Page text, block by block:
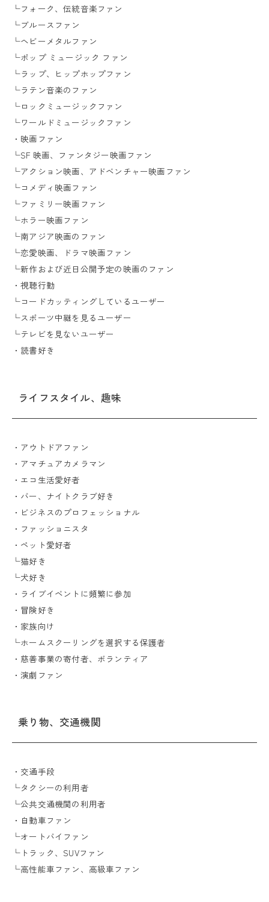
└フォーク、伝統音楽ファン
└ブルースファン
└ヘビーメタルファン
└ポップ ミュージック ファン
└ラップ、ヒップホップファン
└ラテン音楽のファン
└ロックミュージックファン
└ワールドミュージックファン
・映画ファン
└SF 映画、ファンタジー映画ファン
└アクション映画、アドベンチャー映画ファン
└コメディ映画ファン
└ファミリー映画ファン
└ホラー映画ファン
└南アジア映画のファン
└恋愛映画、ドラマ映画ファン
└新作および近日公開予定の映画のファン
・視聴行動
└コードカッティングしているユーザー
└スポーツ中継を見るユーザー
└テレビを見ないユーザー
・読書好き
ライフスタイル、趣味
・アウトドアファン
・アマチュアカメラマン
・エコ生活愛好者
・バー、ナイトクラブ好き
・ビジネスのプロフェッショナル
・ファッショニスタ
・ペット愛好者
└猫好き
└犬好き
・ライブイベントに頻繁に参加
・冒険好き
・家族向け
└ホームスクーリングを選択する保護者
・慈善事業の寄付者、ボランティア
・演劇ファン
乗り物、交通機関
・交通手段
└タクシーの利用者
└公共交通機関の利用者
・自動車ファン
└オートバイファン
└トラック、SUVファン
└高性能車ファン、高級車ファン